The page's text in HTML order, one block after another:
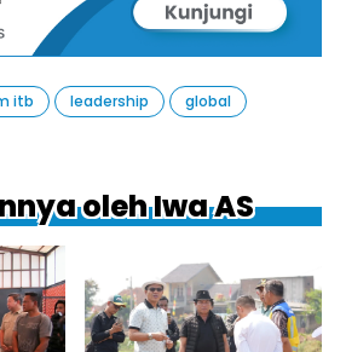
itb leadership global
oleh Iwa AS